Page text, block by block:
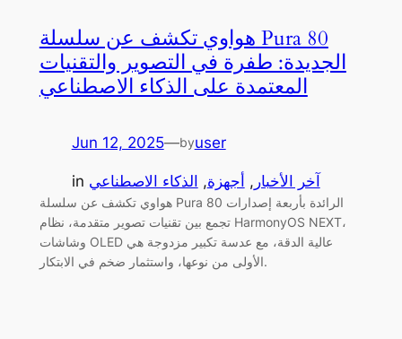
هواوي تكشف عن سلسلة Pura 80
الجديدة: طفرة في التصوير والتقنيات
المعتمدة على الذكاء الاصطناعي
Jun 12, 2025—byuser
in آخر الأخبار , أجهزة, الذكاء الاصطناعي
هواوي تكشف عن سلسلة Pura 80 الرائدة بأربعة إصدارات
تجمع بين تقنيات تصوير متقدمة، نظام HarmonyOS NEXT،
وشاشات OLED عالية الدقة، مع عدسة تكبير مزدوجة هي
الأولى من نوعها، واستثمار ضخم في الابتكار.